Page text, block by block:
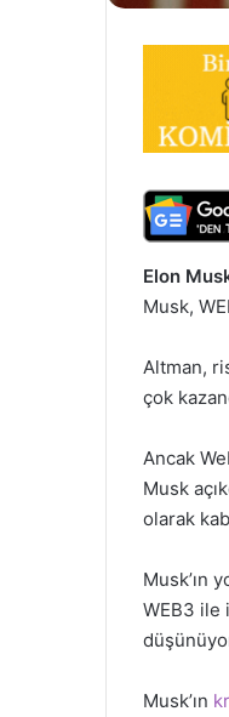
Elon
Musk,
Altman,
çok
Ancak
Musk
olarak
Musk’ın
WEB3
Musk’ın